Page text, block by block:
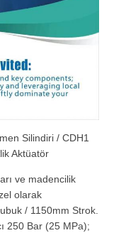
Silindiri / CDH1
Aktüatör
ve madencilik
olarak
/ 1150mm Strok.
250 Bar (25 MPa);